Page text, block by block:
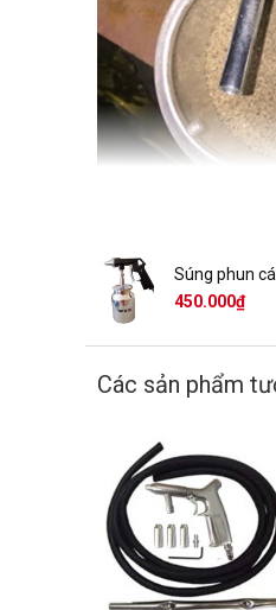
Nếu như với các loạisúng
sẽ hơi bất tiện trong việc
chứa cát bên dưới súng,
Cần điều chỉnh
Súng phun
450.000₫
Các sản phẩm